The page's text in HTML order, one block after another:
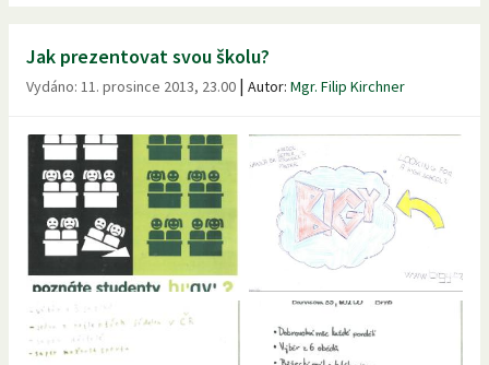
Jak prezentovat svou školu?
Vydáno: 11. prosince 2013, 23.00 | Autor: Mgr. Filip Kirchner